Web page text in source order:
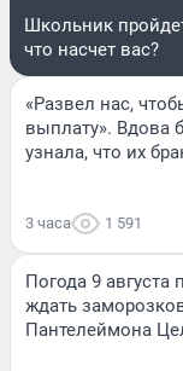
Школьник
что насчет вас?
«Развел нас,
выплату». Вдова
узнала, что их
3 часа 1 591
Погода 9 августа
ждать
Пантелеймона